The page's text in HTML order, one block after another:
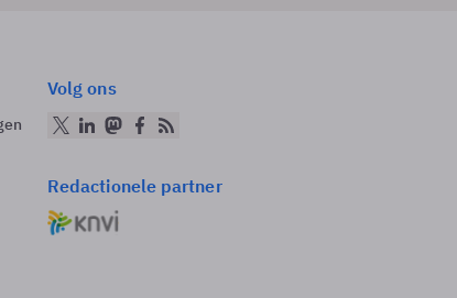
Volg ons
Redactionele partner